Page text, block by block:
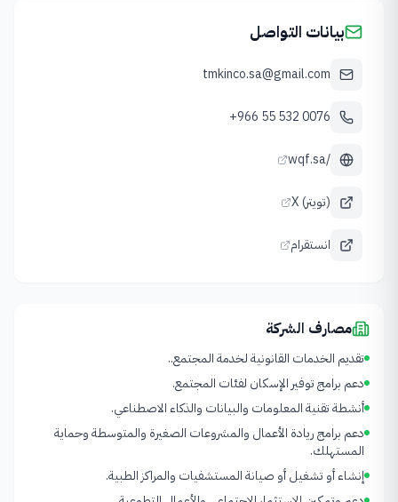
بيانات التواصل
tmkinco.sa@gmail.com
+966 55 532 0076
wqf.sa/
X (تويتر)
انستقرام
مصارف الشركة
تقديم الخدمات القانونية لخدمة المجتمع..
دعم برامج توفير الإسكان لفئات المجتمع.
أنشطة تقنية المعلومات والبيانات والذكاء الاصطناعي.
دعم برامج ريادة الأعمال والمشروعات الصغيرة والمتوسطة وحماية
المستهلك.
إنشاء أو تشغيل أو صيانة المستشفيات والمراكز الطبية.